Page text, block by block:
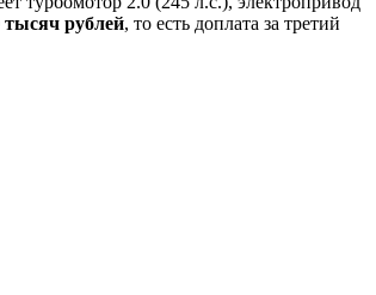
тысяч рублей, то есть доплата за третий